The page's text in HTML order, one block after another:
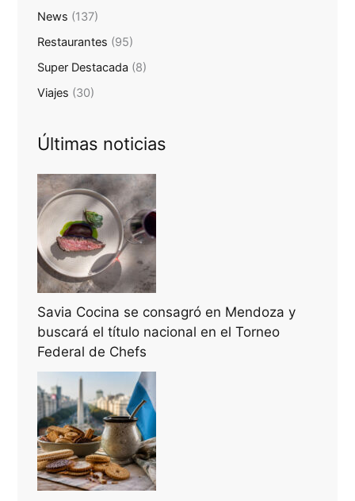
News (137)
Restaurantes (95)
Super Destacada (8)
Viajes (30)
Últimas noticias
Savia Cocina se consagró en Mendoza y
buscará el título nacional en el Torneo
Federal de Chefs